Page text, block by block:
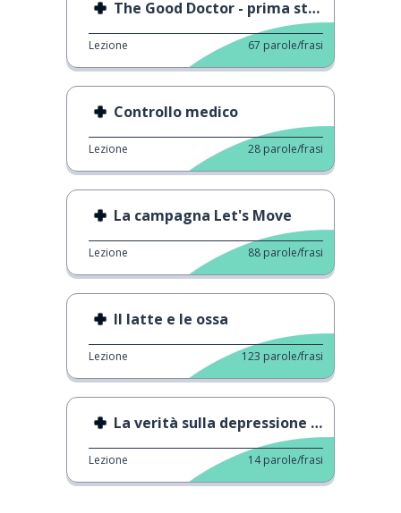
The Good Doctor - prima stagione
Lezione 67 parole/frasi
Controllo medico
Lezione 28 parole/frasi
La campagna Let's Move
Lezione 88 parole/frasi
Il latte e le ossa
Lezione 123 parole/frasi
La verità sulla depressione degli uomini
Lezione 14 parole/frasi